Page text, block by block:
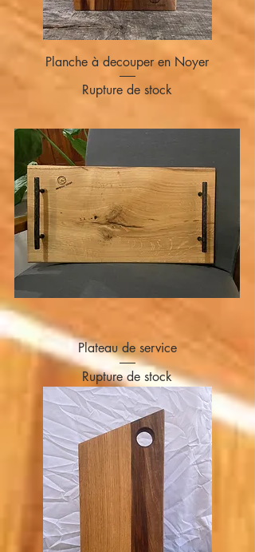
Planche à decouper en Noyer
Rupture de stock
Plateau de service
Rupture de stock